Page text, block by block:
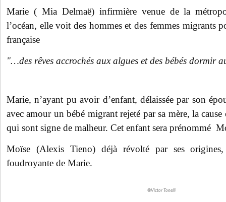
Marie ( Mia Delmaë) infirmière venue de la
l’océan, elle voit des hommes et des femmes migrants
française
"…des rêves accrochés aux algues et des bébés dormir
Marie, n’ayant pu avoir d’enfant, délaissée par son
avec amour un bébé migrant rejeté par sa mère, la
qui sont signe de malheur. Cet enfant sera prénommé
Moïse (Alexis Tieno) déjà révolté par ses
foudroyante de Marie.
®Victor Tonelli